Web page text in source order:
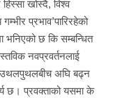
खोस्दै, विश्व
प्रभाव’पारिरहेको
भनिएको छ कि सम्बन्धित
नवप्रवर्तनलाई
उथलपुथलबीच अघि बढ्न
छ। प्रवक्ताको यसमा के